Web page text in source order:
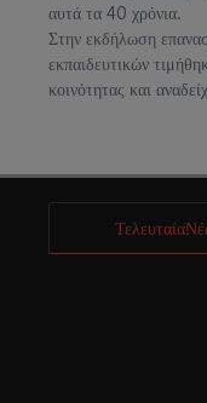
αυτά τα 40 χρόνια.
Στην εκδήλωση
εκπαιδευτικών
κοινότητας και